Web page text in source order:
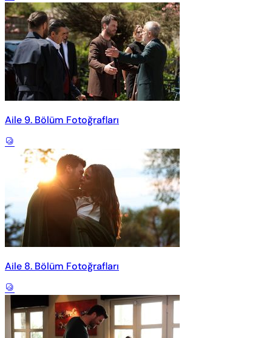
Aile 9. Bölüm Fotoğrafları
Aile 8. Bölüm Fotoğrafları